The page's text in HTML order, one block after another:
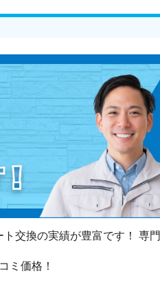
交換の実績が豊富です！ 専
ミ価格！